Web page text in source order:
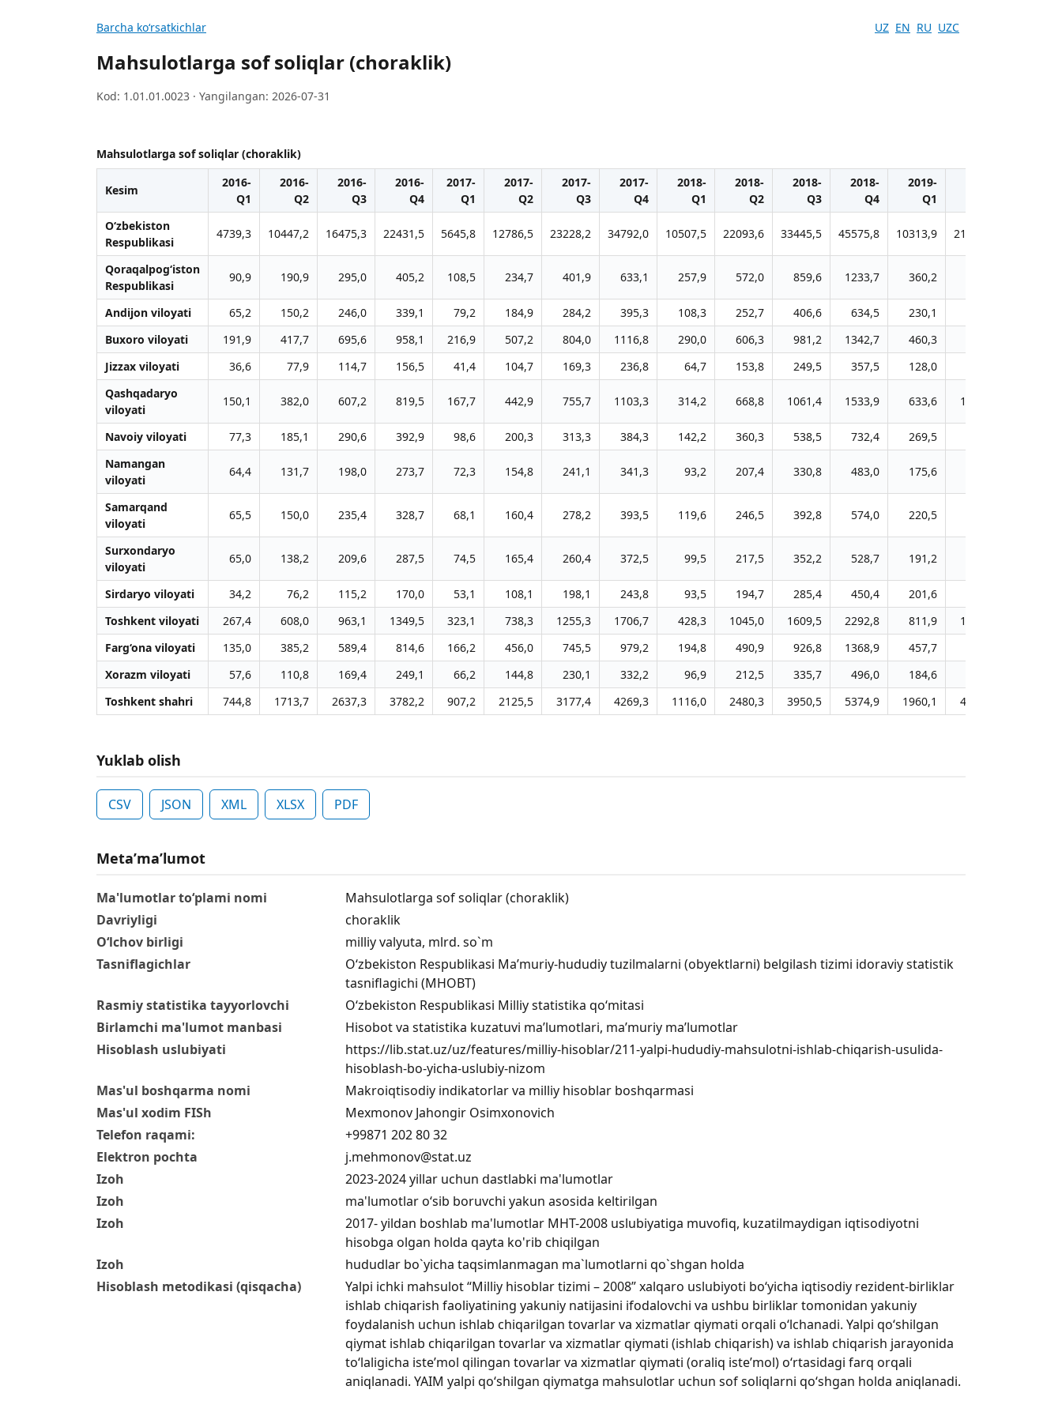
Barcha koʻrsatkichlar UZ EN RU UZC
Mahsulotlarga sof soliqlar (choraklik)
Kod: 1.01.01.0023 · Yangilangan: 2026-07-31
Mahsulotlarga sof soliqlar (choraklik)
Kesim
2016-
Q1
2016-
Q2
2016-
Q3
2016-
Q4
2017-
Q1
2017-
Q2
2017-
Q3
2017-
Q4
2018-
Q1
2018-
Q2
2018-
Q3
2018-
Q4
2019-
Q1
O‘zbekiston
Respublikasi
4739,3 10447,2 16475,3 22431,5 5645,8 12786,5 23228,2 34792,0 10507,5 22093,6 33445,5 45575,8 10313,9 21682,9
Qoraqalpog‘iston
Respublikasi
90,9 190,9 295,0 405,2 108,5 234,7 401,9 633,1 257,9 572,0 859,6 1233,7 360,2
Andijon viloyati 65,2 150,2 246,0 339,1 79,2 184,9 284,2 395,3 108,3 252,7 406,6 634,5 230,1
Buxoro viloyati
191,9 417,7 695,6 958,1 216,9 507,2 804,0 1116,8 290,0 606,3 981,2 1342,7 460,3
Jizzax viloyati
36,6 77,9 114,7 156,5 41,4 104,7 169,3 236,8 64,7 153,8 249,5 357,5 128,0
Qashqadaryo
viloyati
150,1 382,0 607,2 819,5 167,7 442,9 755,7 1103,3 314,2 668,8 1061,4 1533,9 633,6 1367,4
Navoiy viloyati 77,3 185,1 290,6 392,9 98,6 200,3 313,3 384,3 142,2 360,3 538,5 732,4 269,5
Namangan
viloyati
64,4 131,7 198,0 273,7 72,3 154,8 241,1 341,3 93,2 207,4 330,8 483,0 175,6
Samarqand
viloyati
65,5 150,0 235,4 328,7 68,1 160,4 278,2 393,5 119,6 246,5 392,8 574,0 220,5
Surxondaryo
viloyati
65,0 138,2 209,6 287,5 74,5 165,4 260,4 372,5 99,5 217,5 352,2 528,7 191,2
Sirdaryo viloyati 34,2 76,2 115,2 170,0 53,1 108,1 198,1 243,8 93,5 194,7 285,4 450,4 201,6
Toshkent viloyati
267,4 608,0 963,1 1349,5 323,1 738,3 1255,3 1706,7 428,3 1045,0 1609,5 2292,8 811,9 1687,7
Farg‘ona viloyati
135,0 385,2 589,4 814,6 166,2 456,0 745,5 979,2 194,8 490,9 926,8 1368,9 457,7
Xorazm viloyati
57,6 110,8 169,4 249,1 66,2 144,8 230,1 332,2 96,9 212,5 335,7 496,0 184,6
Toshkent shahri
744,8 1713,7 2637,3 3782,2 907,2 2125,5 3177,4 4269,3 1116,0 2480,3 3950,5 5374,9 1960,1 4261,2
Yuklab olish
CSV JSON XML XLSX PDF
Metaʼmaʼlumot
Ma'lumotlar to‘plami nomi
Mahsulotlarga sof soliqlar (choraklik)
Davriyligi
choraklik
O‘lchov birligi
milliy valyuta, mlrd. so`m
Tasniflagichlar
O‘zbekiston Respublikasi Maʼmuriy-hududiy tuzilmalarni (obyektlarni) belgilash tizimi idoraviy statistik
tasniflagichi (MHOBT)
Rasmiy statistika tayyorlovchi
O‘zbekiston Respublikasi Milliy statistika qo‘mitasi
Birlamchi ma'lumot manbasi
Hisobot va statistika kuzatuvi ma’lumotlari, ma’muriy ma’lumotlar
Hisoblash uslubiyati
https://lib.stat.uz/uz/features/milliy-hisoblar/211-yalpi-hududiy-mahsulotni-ishlab-chiqarish-usulida-
hisoblash-bo-yicha-uslubiy-nizom
Mas'ul boshqarma nomi
Makroiqtisodiy indikatorlar va milliy hisoblar boshqarmasi
Mas'ul xodim FISh
Mexmonov Jahongir Osimxonovich
Telefon raqami:
+99871 202 80 32
Elektron pochta
j.mehmonov@stat.uz
Izoh
2023-2024 yillar uchun dastlabki ma'lumotlar
Izoh
ma'lumotlar o‘sib boruvchi yakun asosida keltirilgan
Izoh
2017- yildan boshlab ma'lumotlar MHT-2008 uslubiyatiga muvofiq, kuzatilmaydigan iqtisodiyotni
hisobga olgan holda qayta ko'rib chiqilgan
Izoh
hududlar bo`yicha taqsimlanmagan ma`lumotlarni qo`shgan holda
Hisoblash metodikasi (qisqacha)
Yalpi ichki mahsulot “Milliy hisoblar tizimi – 2008” xalqaro uslubiyoti bo‘yicha iqtisodiy rezident-birliklar
ishlab chiqarish faoliyatining yakuniy natijasini ifodalovchi va ushbu birliklar tomonidan yakuniy
foydalanish uchun ishlab chiqarilgan tovarlar va xizmatlar qiymati orqali o‘lchanadi. Yalpi qo‘shilgan
qiymat ishlab chiqarilgan tovarlar va xizmatlar qiymati (ishlab chiqarish) va ishlab chiqarish jarayonida
to‘laligicha iste’mol qilingan tovarlar va xizmatlar qiymati (oraliq iste’mol) o‘rtasidagi farq orqali
aniqlanadi. YAIM yalpi qo‘shilgan qiymatga mahsulotlar uchun sof soliqlarni qo‘shgan holda aniqlanadi.